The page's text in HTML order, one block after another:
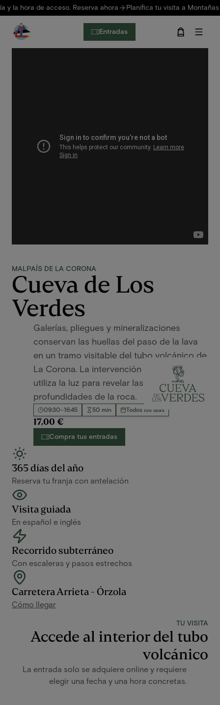
Pasar al contenido principal
de acceso. Reserva ahora Planifica tu visita a Montañas del
Entradas
MALPAÍS DE LA CORONA
Cueva de Los
Verdes
Galerías, pliegues y mineralizaciones
conservan las huellas del paso de la lava
en un tramo visitable del tubo volcánico de
La Corona. La intervención de Jesús Soto
utiliza la luz para revelar las formas y
profundidades de la roca.
09:30–16:45 50 min Todos los días
17,00 €
Compra tus entradas
365 días del año
Reserva tu franja con antelación
Visita guiada
En español e inglés
Recorrido subterráneo
Con escaleras y pasos estrechos
Carretera Arrieta - Órzola
Cómo llegar
TU VISITA
Accede al interior del tubo
volcánico
La entrada solo se adquiere online y requiere
elegir una fecha y una hora concretas.